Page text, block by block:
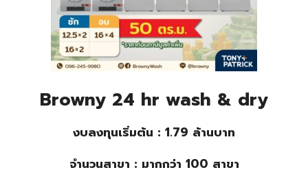
Browny 24 hr wash & dry
งบลงทุนเริ่มต้น : 1.79 ล้านบาท
จำนวนสาขา : มากกว่า 100 สาขา